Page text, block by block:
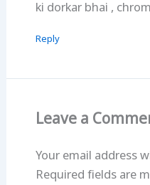
ki dorkar bhai ,
Reply
Leave a
Your email address
Required fields are